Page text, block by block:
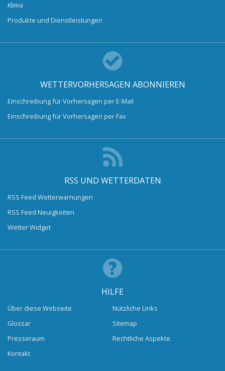
Klima
Produkte und Dienstleistungen
WETTERVORHERSAGEN ABONNIEREN
Einschreibung für Vorhersagen per E-Mail
Einschreibung für Vorhersagen per Fax
RSS UND WETTERDATEN
RSS Feed Wetterwarnungen
RSS Feed Neuigkeiten
Wetter Widget
HILFE
Über diese Webseite
Glossar
Presseraum
Kontakt
Nützliche Links
Sitemap
Rechtliche Aspekte